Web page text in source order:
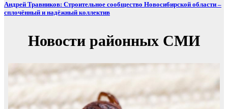
Андрей Травников: Строительное сообщество Новосибирской области –
сплочённый и надёжный коллектив